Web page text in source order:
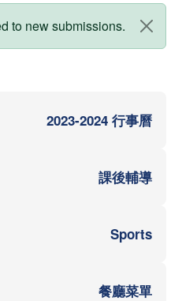
to new submissions.
2023-2024 行事曆
課後輔導
Sports
餐廳菜單